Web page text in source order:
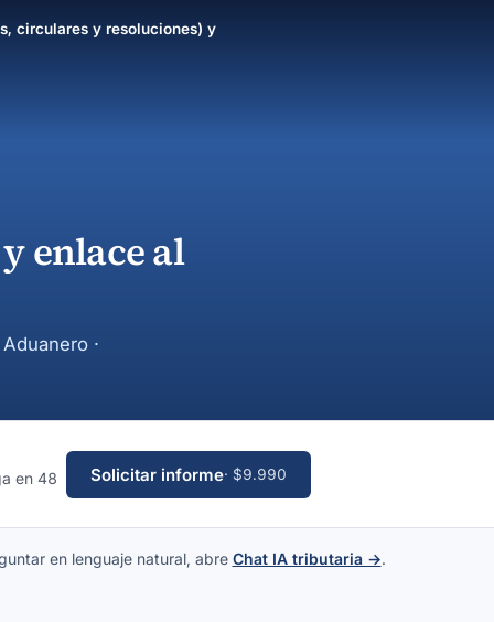
circulares y resoluciones) y
enlace al
·
en 48 Solicitar informe· $9.990
en lenguaje natural, abre Chat IA tributaria →.